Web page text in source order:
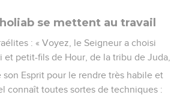
se mettent au travail
: « Voyez, le Seigneur a choisi
et petit-fils de Hour, de la tribu de Juda,
son Esprit pour le rendre très habile et
connaît toutes sortes de techniques :